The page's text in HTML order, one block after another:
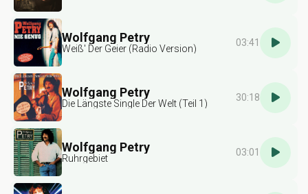
Wolfgang Petry
Weiß' Der Geier (Radio Version)
03:41
Wolfgang Petry
Die Längste Single Der Welt (Teil 1)
30:18
Wolfgang Petry
Ruhrgebiet
03:01